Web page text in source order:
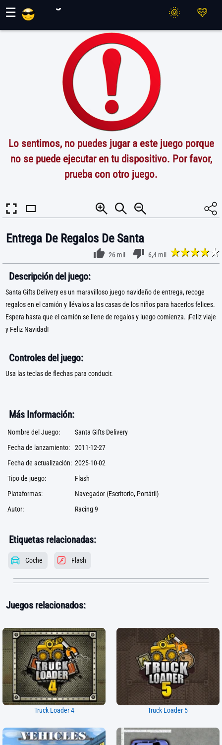
☰
Lo sentimos, no puedes jugar a este juego porque
no se puede ejecutar en tu dispositivo. Por favor,
prueba con otro juego.
Entrega De Regalos De Santa
26 mil 6,4 mil
Descripción del juego:
Santa Gifts Delivery es un maravilloso juego navideño de entrega, recoge
regalos en el camión y llévalos a las casas de los niños para hacerlos felices.
Espera hasta que el camión se llene de regalos y luego comienza. ¡Feliz viaje
y Feliz Navidad!
Controles del juego:
Usa las teclas de flechas para conducir.
Más Información:
Nombre del Juego:
Santa Gifts Delivery
Fecha de lanzamiento: 2011-12-27
Fecha de actualización: 2025-10-02
Tipo de juego:
Flash
Plataformas:
Navegador (Escritorio, Portátil)
Autor:
Racing 9
Etiquetas relacionadas:
Coche Flash
Juegos relacionados:
Truck Loader 4 Truck Loader 5